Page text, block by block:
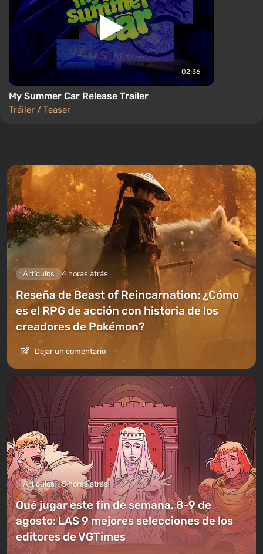
02:36
My Summer Car Release Trailer
Tráiler / Teaser
Artículos 4 horas atrás
Reseña de Beast of Reincarnation: ¿Cómo
es el RPG de acción con historia de los
creadores de Pokémon?
Dejar un comentario
Artículos 5 horas atrás
Qué jugar este fin de semana, 8-9 de
agosto: LAS 9 mejores selecciones de los
editores de VGTimes